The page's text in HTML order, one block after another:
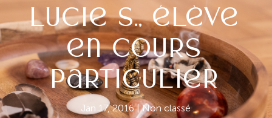
Lucie S., élève
en cours
particulier
Jan 17, 2016|Non classé